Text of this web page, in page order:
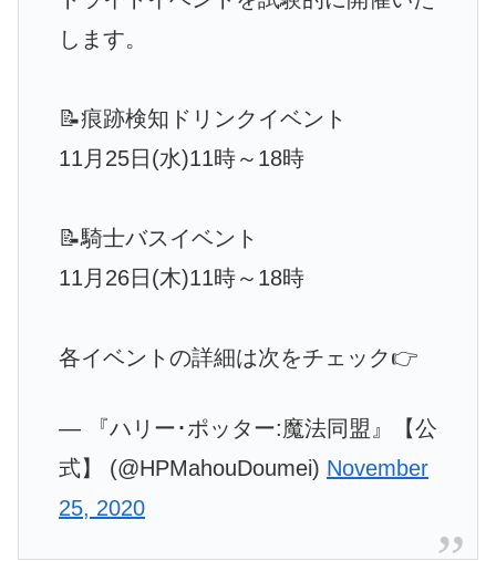
します。
📝痕跡検知ドリンクイベント
11月25日(水)11時～18時
📝騎士バスイベント
11月26日(木)11時～18時
各イベントの詳細は次をチェック👉
— 『ハリー･ポッター:魔法同盟』【公
式】 (@HPMahouDoumei) November
25, 2020